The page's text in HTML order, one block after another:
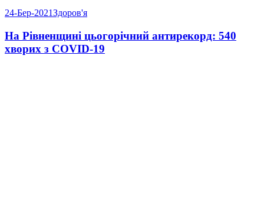
24-Бер-2021Здоров'я
На Рівненщині цьогорічний антирекорд: 540
хворих з COVID-19